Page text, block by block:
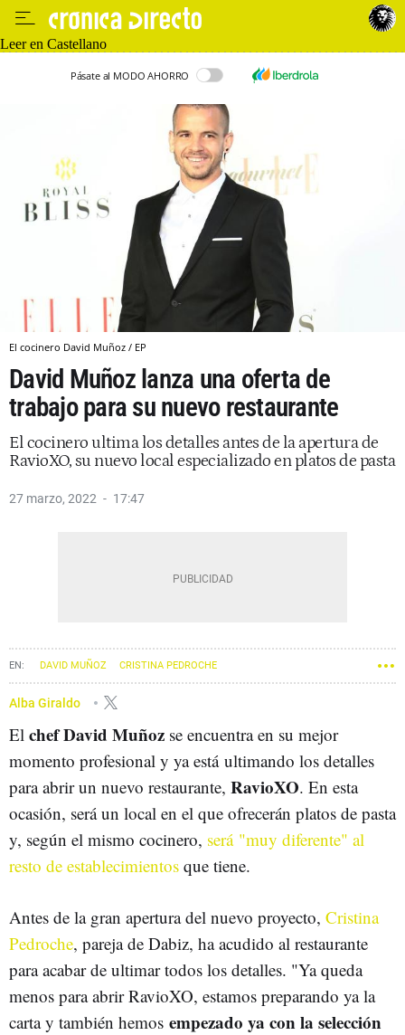
Leer en Castellano
Pásate al MODO AHORRO
El cocinero David Muñoz / EP
David Muñoz lanza una oferta de
trabajo para su nuevo restaurante
El cocinero ultima los detalles antes de la apertura de
RavioXO, su nuevo local especializado en platos de pasta
27 marzo, 2022 17:47
DAVID MUÑOZ CRISTINA PEDROCHE
Alba Giraldo
El chef David Muñoz se encuentra en su mejor
momento profesional y ya está ultimando los detalles
para abrir un nuevo restaurante, RavioXO. En esta
ocasión, será un local en el que ofrecerán platos de pasta
y, según el mismo cocinero, será "muy diferente" al
resto de establecimientos que tiene.
Antes de la gran apertura del nuevo proyecto, Cristina
Pedroche, pareja de Dabiz, ha acudido al restaurante
para acabar de ultimar todos los detalles. "Ya queda
menos para abrir RavioXO, estamos preparando ya la
carta y también hemos empezado ya con la selección